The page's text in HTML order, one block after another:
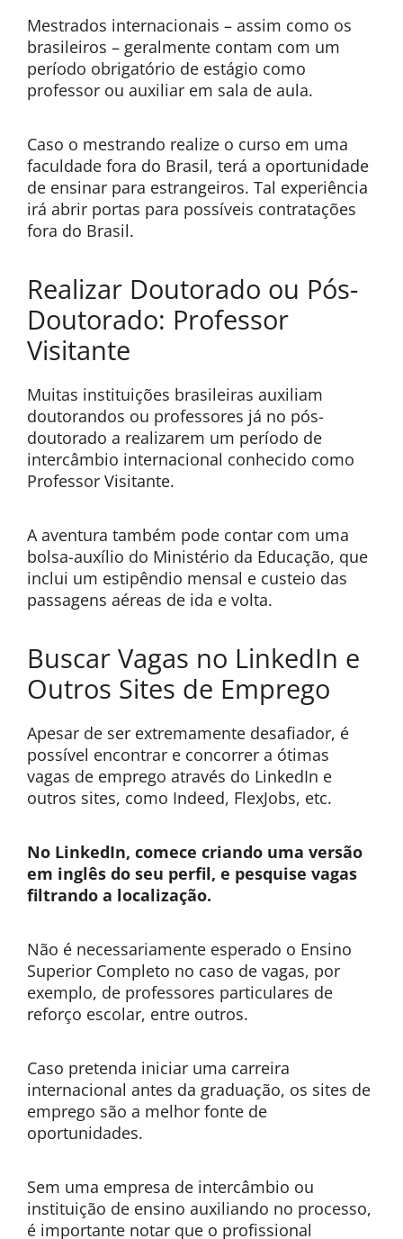
Mestrados internacionais – assim como os
brasileiros – geralmente contam com um
período obrigatório de estágio como
professor ou auxiliar em sala de aula.
Caso o mestrando realize o curso em uma
faculdade fora do Brasil, terá a oportunidade
de ensinar para estrangeiros. Tal experiência
irá abrir portas para possíveis contratações
fora do Brasil.
Realizar Doutorado ou Pós-
Doutorado: Professor
Visitante
Muitas instituições brasileiras auxiliam
doutorandos ou professores já no pós-
doutorado a realizarem um período de
intercâmbio internacional conhecido como
Professor Visitante.
A aventura também pode contar com uma
bolsa-auxílio do Ministério da Educação, que
inclui um estipêndio mensal e custeio das
passagens aéreas de ida e volta.
Buscar Vagas no LinkedIn e
Outros Sites de Emprego
Apesar de ser extremamente desafiador, é
possível encontrar e concorrer a ótimas
vagas de emprego através do LinkedIn e
outros sites, como Indeed, FlexJobs, etc.
No LinkedIn, comece criando uma versão
em inglês do seu perfil, e pesquise vagas
filtrando a localização.
Não é necessariamente esperado o Ensino
Superior Completo no caso de vagas, por
exemplo, de professores particulares de
reforço escolar, entre outros.
Caso pretenda iniciar uma carreira
internacional antes da graduação, os sites de
emprego são a melhor fonte de
oportunidades.
Sem uma empresa de intercâmbio ou
instituição de ensino auxiliando no processo,
é importante notar que o profissional